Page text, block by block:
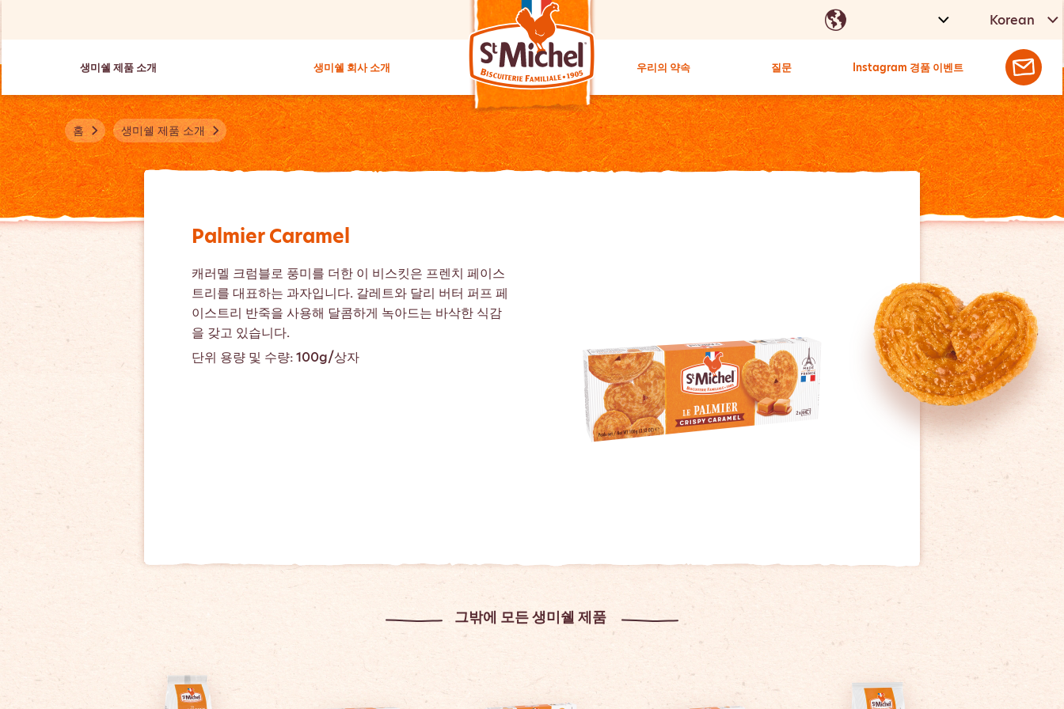
Korean
생미쉘 제품 소개 생미쉘 회사 소개 우리의 약속 질문 Instagram 경품 이벤트
홈 생미쉘 제품 소개
Palmier Caramel
캐러멜 크럼블로 풍미를 더한 이 비스킷은 프렌치 페이스
트리를 대표하는 과자입니다. 갈레트와 달리 버터 퍼프 페
이스트리 반죽을 사용해 달콤하게 녹아드는 바삭한 식감
을 갖고 있습니다.
단위 용량 및 수량: 100g/상자
그밖에 모든 생미쉘 제품